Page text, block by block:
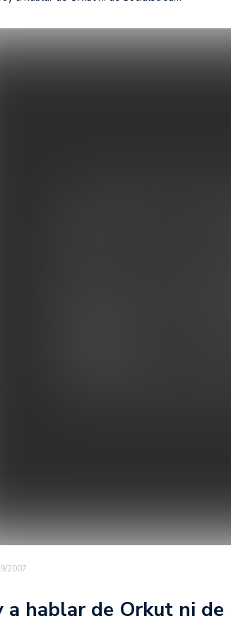
2007
a hablar de Orkut ni de